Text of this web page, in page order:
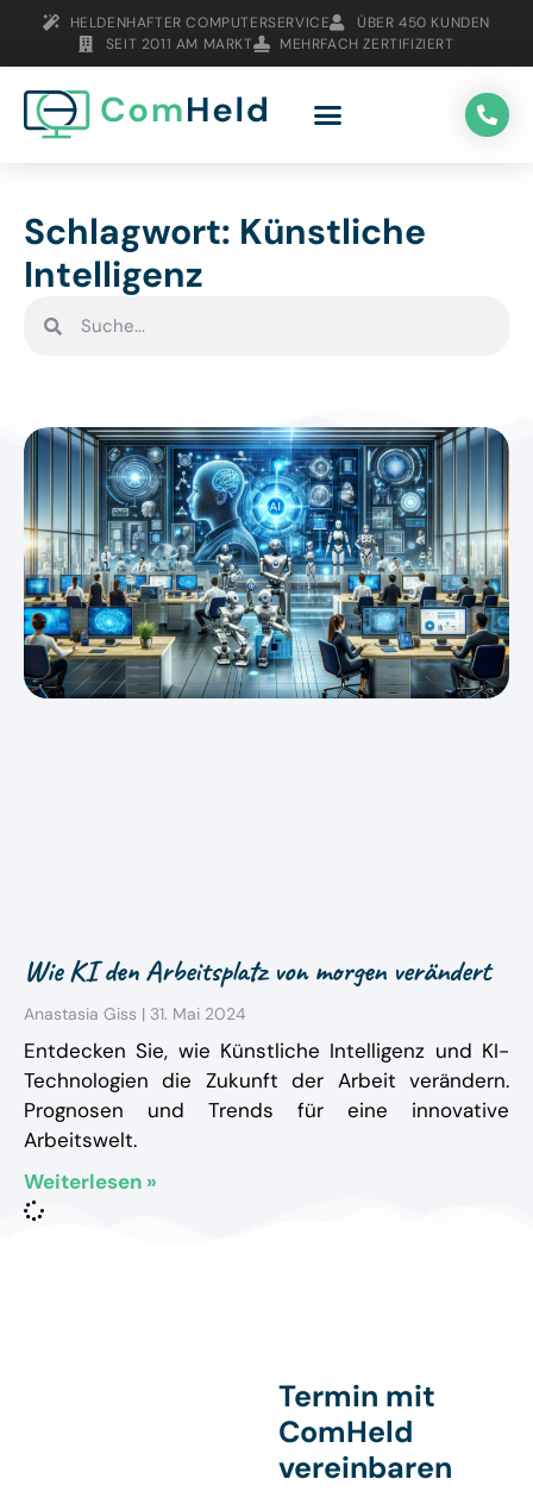
HELDENHAFTER COMPUTERSERVICE
ÜBER 450 KUNDEN
SEIT 2011 AM MARKT
MEHRFACH ZERTIFIZIERT
Schlagwort: Künstliche
Intelligenz
Wie KI den Arbeitsplatz von morgen verändert
Anastasia Giss 31. Mai 2024
Entdecken Sie, wie Künstliche Intelligenz und KI-
Technologien die Zukunft der Arbeit verändern.
Prognosen und Trends für eine innovative
Arbeitswelt.
Weiterlesen »
Termin mit
ComHeld
vereinbaren